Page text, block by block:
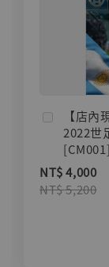
【店
2022世
[CM001]
NT$ 4,000
NT$ 5,200